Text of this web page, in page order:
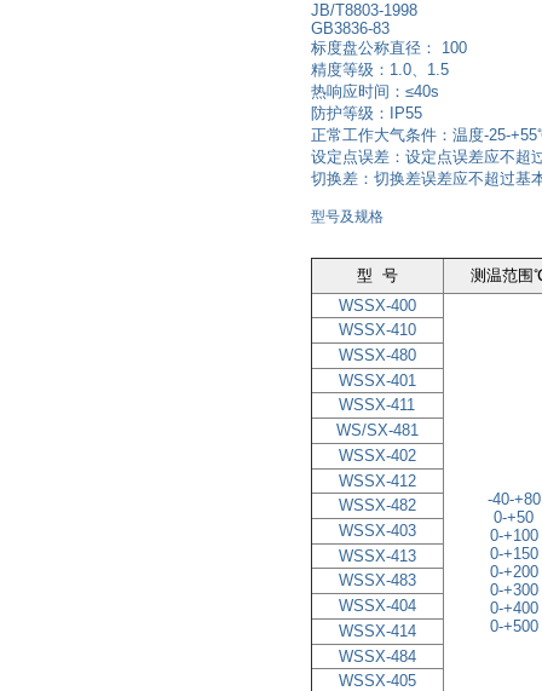
JB/T8803-1998
GB3836-83
标度盘公称直径： 100
精度等级：1.0、1.5
热响应时间：≤40s
防护等级：IP55
正常工作大气条件：温度-25-
设定点误差：设定点误差应不超
切换差：切换差误差应不超过基
型号及规格
型 号
测温范围
WSSX-400
-40-+80
0-+50
0-+100
0-+150
0-+200
0-+300
0-+400
0-+500
WSSX-410
WSSX-480
WSSX-401
WSSX-411
WS/SX-481
WSSX-402
WSSX-412
WSSX-482
WSSX-403
WSSX-413
WSSX-483
WSSX-404
WSSX-414
WSSX-484
WSSX-405